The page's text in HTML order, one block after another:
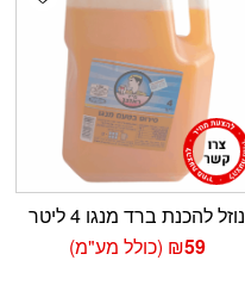
נוזל להכנת ברד מנגו 4 ליטר
₪59 (כולל מע"מ)